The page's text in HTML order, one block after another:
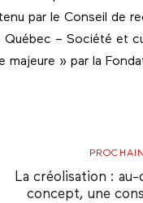
par le Conseil de
Québec – Société et
majeure » par la
La créolisation : au-
concept, une